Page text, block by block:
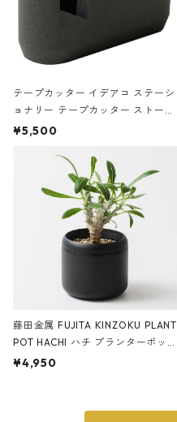
テープカッター イデアコ ステーシ
ョナリー テープカッター ストーン
サンドカラー 石調 ideaco Station
¥5,500
藤田金属 FUJITA KINZOKU PLANT
POT HACHI ハチ プランターポッ
ト 3号 ブラック
¥4,950